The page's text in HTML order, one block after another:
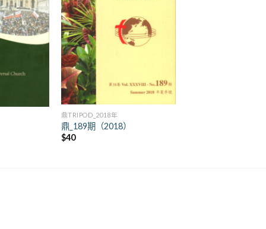
+
鼎TRIPOD_2018年
鼎_189期（2018）
$40